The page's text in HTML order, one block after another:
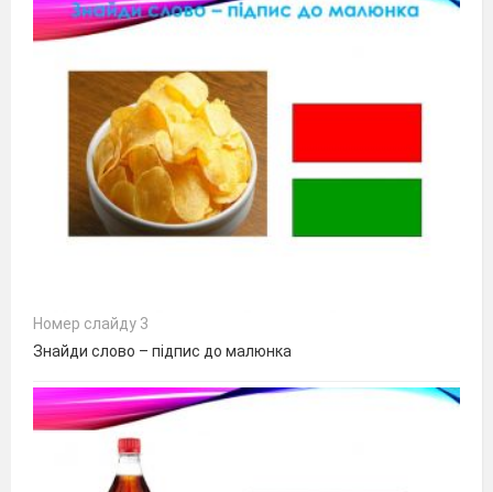
Номер слайду 3
Знайди слово – підпис до малюнка